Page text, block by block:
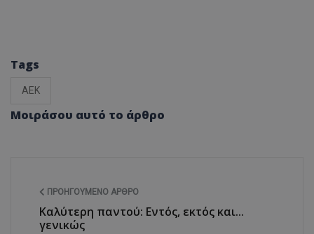
Tags
ΑΕΚ
Μοιράσου αυτό το άρθρο
ΠΡΟΗΓΟΎΜΕΝΟ ΆΡΘΡΟ
Καλύτερη παντού: Εντός, εκτός και...
γενικώς